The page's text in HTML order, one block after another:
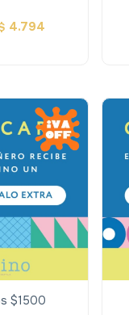
4.794
$1500